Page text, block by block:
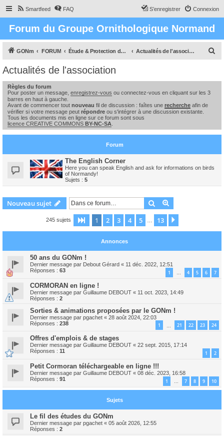
Smartfeed FAQ Connexion
S’enregistrer
Forum du Groupe Ornithologique Normand
GONm FORUM Étude & Protection des Oiseaux et de leurs milieux en Normandie Actualités de l'association
h
Actualités de l'association
Règles du forum
Pour poster un message, enregistrez-vous ou connectez-vous en cliquant sur les 3
barres en haut à gauche.
Avant de commencer tout nouveau fil de discussion : faîtes une recherche afin de
vérifier si votre message peut répondre ou s'intégrer à une discussion existante.
Tous les documents mis en ligne sur ce forum sont sous
licence CREATIVE COMMONS BY-NC-SA
Forum
The English Corner
Here you can speak English and ask for informations on birds
of Normandy!
Sujets : 5
Nouveau sujet Rechercher
245 sujets Page 1sur13
1 2 3 4 5 13
Annonces
50 ans du GONm !
Dernier message par Debout Gérard « 11 déc. 2022, 12:51
Réponses : 63 1 … 4 5 6 7
CORMORAN en ligne !
Dernier message par Guillaume DEBOUT « 11 oct. 2023, 14:49
Réponses : 2
Sorties & animations proposées par le GONm !
Dernier message par pgachet « 28 août 2024, 22:03
Réponses : 238 1 21 22 23 24
Offres d'emplois & de stages
Dernier message par Guillaume DEBOUT « 22 sept. 2015, 17:14
Réponses : 11 1 2
Petit Cormoran téléchargeable en ligne !!!
Dernier message par Guillaume DEBOUT « 08 déc. 2023, 16:58
Réponses : 91 1 … 7 8 9 10
Sujets
Le fil des études du GONm
Dernier message par pgachet « 05 août 2026, 12:55
Réponses : 2